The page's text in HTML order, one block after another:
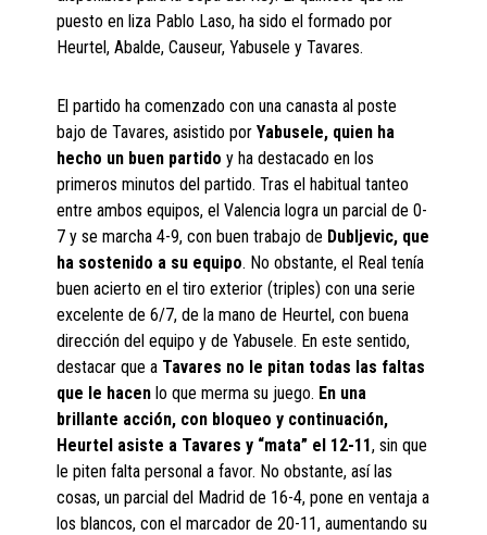
puesto en liza Pablo Laso, ha sido el formado por
Heurtel, Abalde, Causeur, Yabusele y Tavares.
El partido ha comenzado con una canasta al poste
bajo de Tavares, asistido porYabusele, quien ha
hecho un buen partido y ha destacado en los
primeros minutos del partido. Tras el habitual tanteo
entre ambos equipos, el Valencia logra un parcial de 0-
7 y se marcha 4-9, con buen trabajo de Dubljevic, que
ha sostenido a su equipo. No obstante, el Real tenía
buen acierto en el tiro exterior (triples) con una serie
excelente de 6/7, de la mano de Heurtel, con buena
dirección del equipo y de Yabusele. En este sentido,
destacar que a Tavares no le pitan todas las faltas
que le hacen lo que merma su juego. En una
brillante acción, con bloqueo y continuación,
Heurtel asiste a Tavares y “mata” el 12-11, sin que
le piten falta personal a favor. No obstante, así las
cosas, un parcial del Madrid de 16-4, pone en ventaja a
los blancos, con el marcador de 20-11, aumentando su